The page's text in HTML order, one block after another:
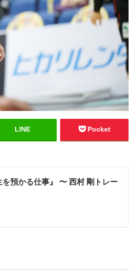
LINE Pocket
預かる仕事』 〜 西村 剛トレー